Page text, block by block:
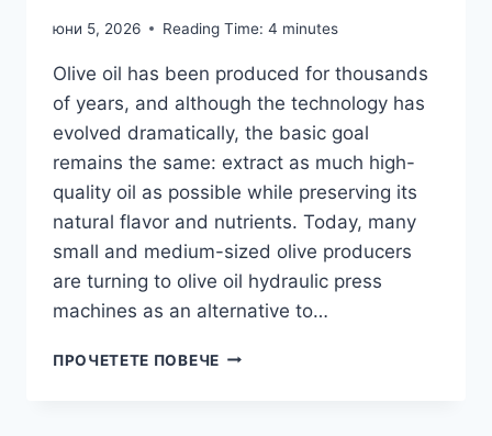
юни 5, 2026 Reading Time: 4 minutes
Olive oil has been produced for thousands
of years, and although the technology has
evolved dramatically, the basic goal
remains the same: extract as much high-
quality oil as possible while preserving its
natural flavor and nutrients. Today, many
small and medium-sized olive producers
are turning to olive oil hydraulic press
machines as an alternative to…
ПРОЧЕТЕТЕ ПОВЕЧЕHOW